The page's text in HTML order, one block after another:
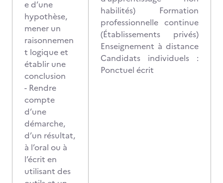
e d’une
hypothèse,
mener un
raisonnemen
t logique et
établir une
conclusion
- Rendre
compte
d’une
démarche,
d’un résultat,
à l’oral ou à
l’écrit en
utilisant des
habilités) Formation
professionnelle continue
(Établissements privés)
Enseignement à distance
Candidats individuels :
Ponctuel écrit